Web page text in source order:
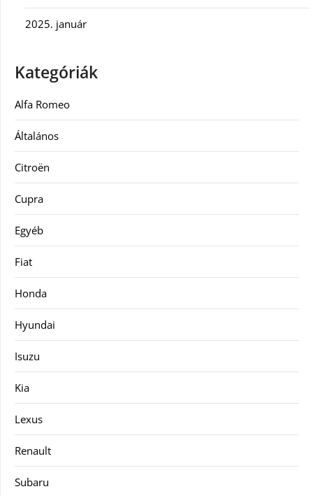
2025. január
Kategóriák
Alfa Romeo
Általános
Citroën
Cupra
Egyéb
Fiat
Honda
Hyundai
Isuzu
Kia
Lexus
Renault
Subaru